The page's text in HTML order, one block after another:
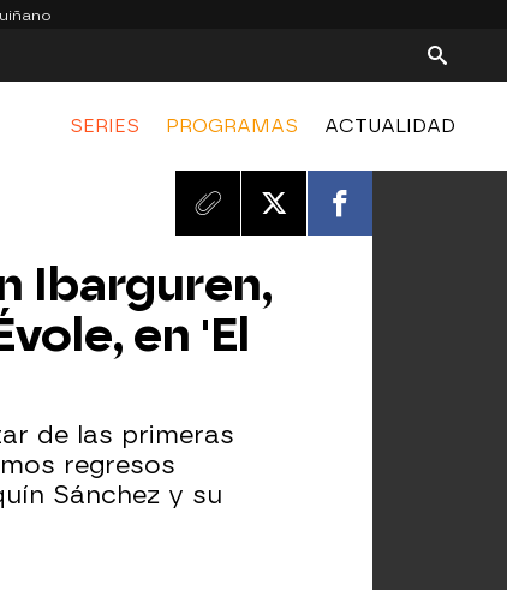
SERIES PROGRAMAS ACTUALIDAD
Ibarguren,
en 'El
de las primeras
regresos
Sánchez y su